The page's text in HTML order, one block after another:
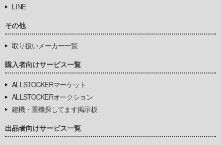
LINE
その他
取り扱いメーカー一覧
購入者向けサービス一覧
ALLSTOCKERマーケット
ALLSTOCKERオークション
建機・重機探してます掲示板
出品者向けサービス一覧